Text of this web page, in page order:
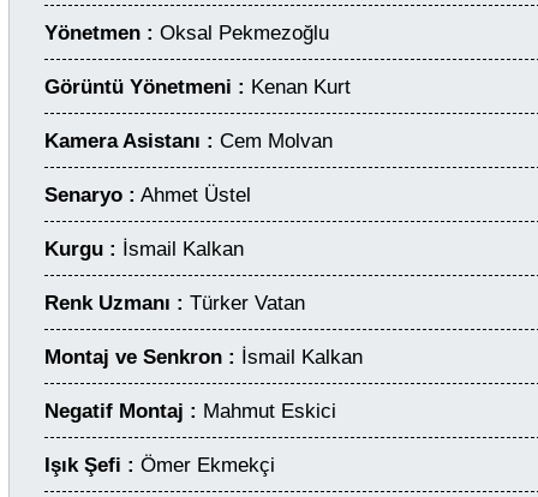
Yönetmen : Oksal Pekmezoğlu
Görüntü Yönetmeni : Kenan Kurt
Kamera Asistanı : Cem Molvan
Senaryo : Ahmet Üstel
Kurgu : İsmail Kalkan
Renk Uzmanı : Türker Vatan
Montaj ve Senkron : İsmail Kalkan
Negatif Montaj : Mahmut Eskici
Işık Şefi : Ömer Ekmekçi